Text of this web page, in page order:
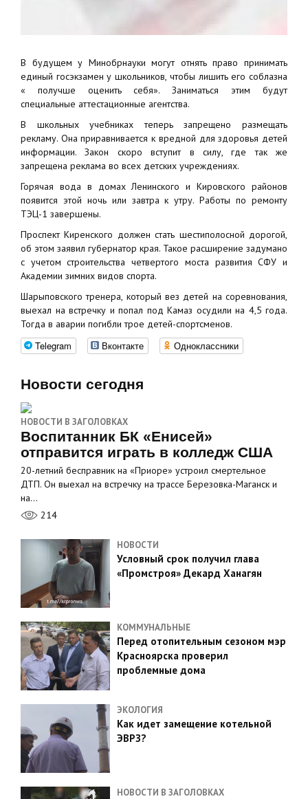
В будущем у Минобрнауки могут отнять право принимать
единый госэкзамен у школьников, чтобы лишить его соблазна
« получше оценить себя». Заниматься этим будут
специальные аттестационные агентства.
В школьных учебниках теперь запрещено размещать
рекламу. Она приравнивается к вредной для здоровья детей
информации. Закон скоро вступит в силу, где так же
запрещена реклама во всех детских учреждениях.
Горячая вода в домах Ленинского и Кировского районов
появится этой ночь или завтра к утру. Работы по ремонту
ТЭЦ-1 завершены.
Проспект Киренского должен стать шестиполосной дорогой,
об этом заявил губернатор края. Такое расширение задумано
с учетом строительства четвертого моста развития СФУ и
Академии зимних видов спорта.
Шарыповского тренера, который вез детей на соревнования,
выехал на встречку и попал под Камаз осудили на 4,5 года.
Тогда в аварии погибли трое детей-спортсменов.
Telegram Вконтакте Одноклассники
Новости сегодня
НОВОСТИ В ЗАГОЛОВКАХ
Воспитанник БК «Енисей»
отправится играть в колледж США
20-летний бесправник на «Приоре» устроил смертельное
ДТП. Он выехал на встречку на трассе Березовка-Маганск и
на…
214
НОВОСТИ
Условный срок получил глава
«Промстроя» Декард Ханагян
КОММУНАЛЬНЫЕ
Перед отопительным сезоном мэр
Красноярска проверил
проблемные дома
ЭКОЛОГИЯ
Как идет замещение котельной
ЭВРЗ?
НОВОСТИ В ЗАГОЛОВКАХ